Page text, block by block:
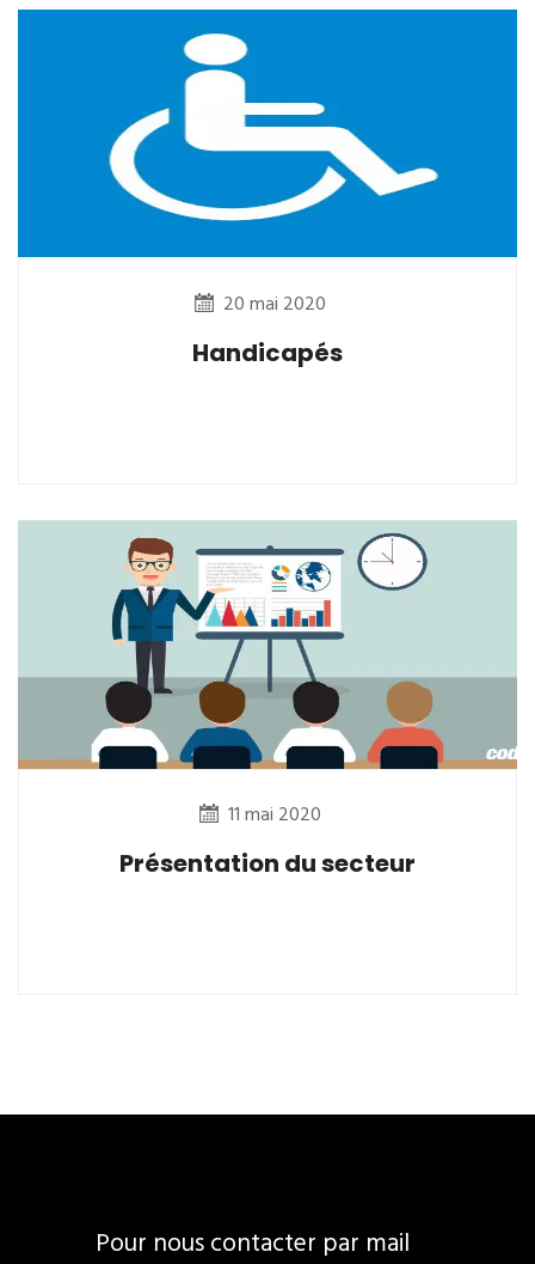
20 mai 2020
Handicapés
11 mai 2020
Présentation du secteur
Pour nous contacter par mail